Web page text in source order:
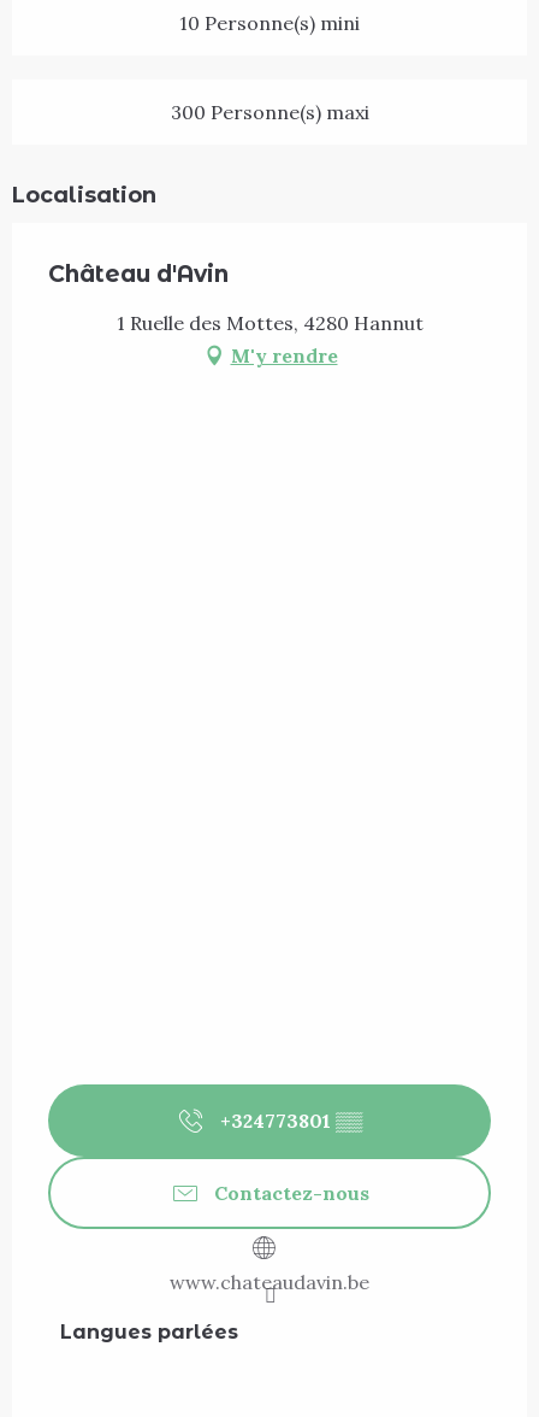
10 Personne(s) mini
300 Personne(s) maxi
Localisation
Château d'Avin
1 Ruelle des Mottes, 4280 Hannut
M'y rendre
+324773801 ▒▒
Contactez-nous
www.chateaudavin.be
Langues parlées
Langues parlées